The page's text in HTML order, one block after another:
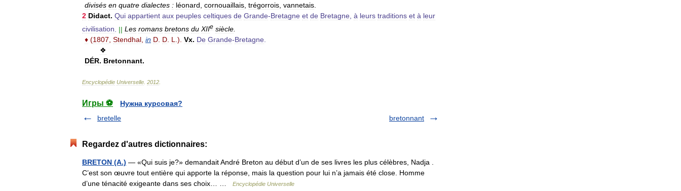
divisés en quatre dialectes : léonard cornouaillais trégorrois vannetais
2 Didact. Qui appartient aux peuples celtiques de Grande-Bretagne et de Bretagne à leurs traditions et à leur
civilisation
|| Les romans bretons du XIIe siècle.
♦ (1807, Stendhal, in D. D. L.). Vx. De Grande-Bretagne.
❖
DÉR. Bretonnant.
Encyclopédie Universelle 2012
Игры ⚽
Нужна курсовая?
bretelle
bretonnant
Regardez d'autres dictionnaires:
BRETON (A.) — «Qui suis je?» demandait André Breton au début d’un de ses livres les plus célèbres, Nadja .
C’est son œuvre tout entière qui apporte la réponse, mais la question pour lui n’a jamais été close. Homme
d’une ténacité exigeante dans ses choix… …
Encyclopédie Universelle